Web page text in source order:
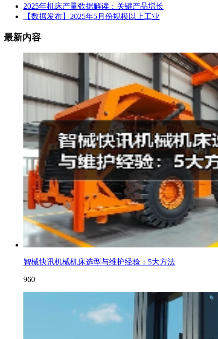
2025年机床产量数据解读：关键产品增长
【数据发布】2025年5月份规模以上工业
最新内容
智械快讯机械机床选型与维护经验：5大方法
960